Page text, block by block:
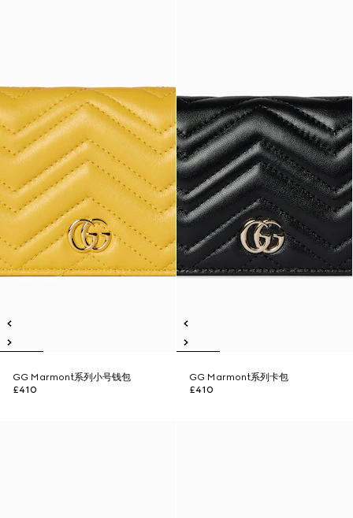
GG Marmont系列小号钱包
£410
GG Marmont系列卡包
£410